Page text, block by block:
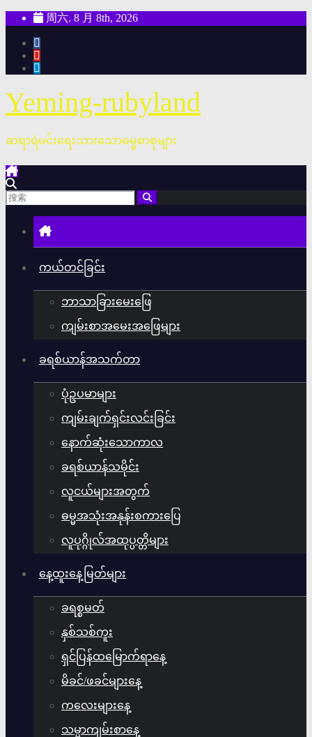
周六. 8 月 8th, 2026
Yeming-rubyland
ဆရာရဲမင်းရေးသားသောဓမ္မစာစုများ
ကယ်တင်ခြင်း
ဘာသာခြားမေးဖြေ
ကျမ်းစာအမေးအဖြေများ
ခရစ်ယာန်အသက်တာ
ပုံဥပမာများ
ကျမ်းချက်ရှင်းလင်းခြင်း
နောက်ဆုံးသောကာလ
ခရစ်ယာန်သမိုင်း
လူငယ်များအတွက်
ဓမ္မအသုံးအနုန်းစကားပြေ
လူပုဂ္ဂိုလ်အထုပ္ပတ္တိများ
နေ့ထူးနေ့မြတ်များ
ခရစ္စမတ်
နှစ်သစ်ကူး
ရှင်ပြန်ထမြောက်ရာနေ့
မိခင်/ဖခင်များနေ့
ကလေးများနေ့
သမ္မာကျမ်းစာနေ့